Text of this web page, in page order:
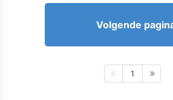
Volgende
1